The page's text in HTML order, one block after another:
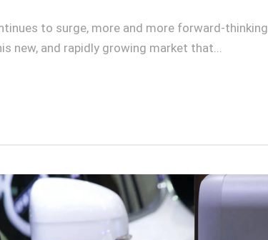
to surge, more and more forward-
new, and rapidly growing market that...